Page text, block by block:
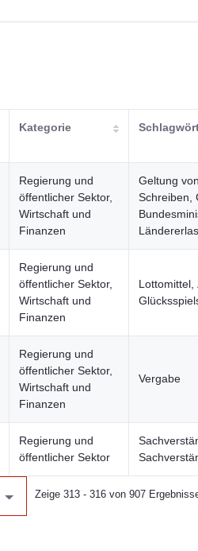
Kategorie
Regierung und
öffentlicher Sektor,
Wirtschaft und
Finanzen
Geltung
Schreiben,
Regierung und
öffentlicher Sektor,
Wirtschaft und
Finanzen
Lottomittel,
Regierung und
öffentlicher Sektor,
Wirtschaft und
Finanzen
Vergabe
Regierung und
öffentlicher Sektor
Zeige 313 - 316 von 907